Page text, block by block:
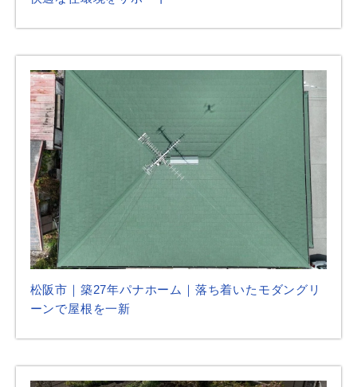
松阪市｜築27年パナホーム｜落ち着いたモダングリ
ーンで屋根を一新